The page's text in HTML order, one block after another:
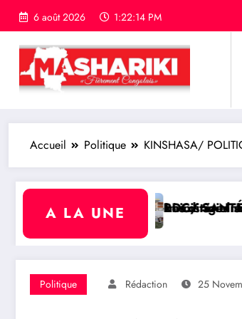
6 août 2026 1:22:15 PM
Accueil Politique KINSHASA/
A LA UNE
sur l’économie numérique
des entreprises publiques
: Le Gouvernement transforme
Politique Rédaction 25